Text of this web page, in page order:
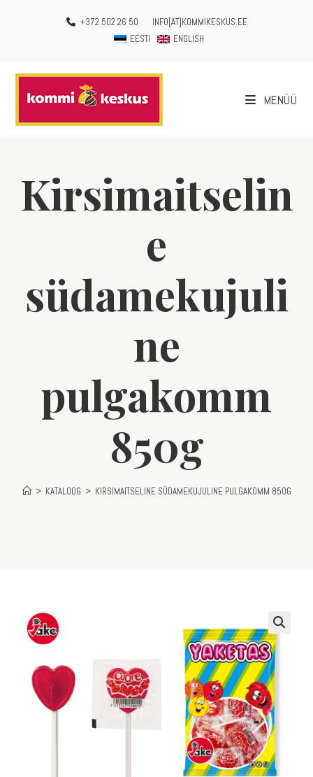
+372 502 26 50
INFO[ÄT]KOMMIKESKUS.EE
EESTI
ENGLISH
MENÜÜ
Kirsimaitselin
e
südamekujuli
ne
pulgakomm
850g
> KATALOOG > KIRSIMAITSELINE SÜDAMEKUJULINE PULGAKOMM 850G
🔍